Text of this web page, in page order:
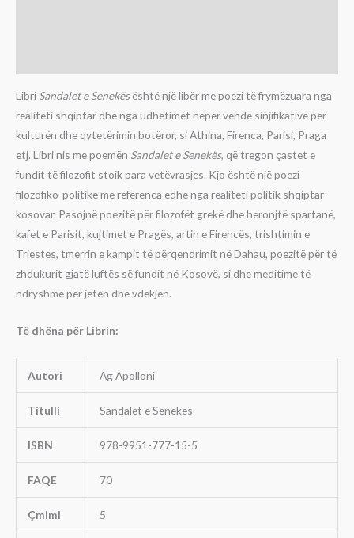
Libri Sandalet e Senekesështë një libër me poezi të frymëzuara nga
realiteti shqiptar dhe nga udhëtimet nëpër vende sinjifikative për
kulturën dhe qytetërimin botëror, si Athina, Firenca, Parisi, Praga
etj. Libri nis me poemën Sandalet e Senekes, që tregon çastet e
fundit të filozofit stoik para vetëvrasjes. Kjo është një poezi
filozofiko-politike me referenca edhe nga realiteti politik shqiptar-
kosovar. Pasojnë poezitë për filozofët grekë dhe heronjtë spartanë,
kafet e Parisit, kujtimet e Pragës, artin e Firencës, trishtimin e
Triestes, tmerrin e kampit të përqendrimit në Dahau, poezitë për të
zhdukurit gjatë luftës së fundit në Kosovë, si dhe meditime të
ndryshme për jetën dhe vdekjen.
Të dhëna për Librin:
Autori Ag Apolloni
Titulli Sandalet e Senekës
ISBN 978-9951-777-15-5
FAQE 70
Çmimi 5